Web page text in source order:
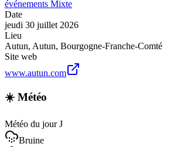
événements Mixte
Date
jeudi 30 juillet 2026
Lieu
Autun, Autun, Bourgogne-Franche-Comté
Site web
www.autun.com
☀️ Météo
Météo du jour J
Bruine